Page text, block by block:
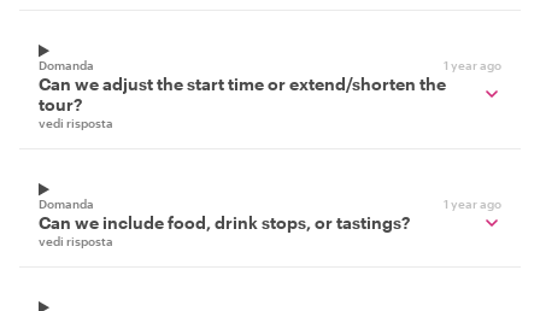
Domanda 1 year ago
Can we adjust the start time or extend/shorten the
tour?
vedi risposta
Domanda 1 year ago
Can we include food, drink stops, or tastings?
vedi risposta